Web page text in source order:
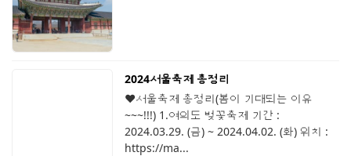
2024서울축제 총정리
♥서울축제 총정리(봄이 기대되는 이유
~~~!!!) 1.여의도 벚꽃축제 기간 :
2024.03.29. (금) ~ 2024.04.02. (화) 위치 :
https://ma...